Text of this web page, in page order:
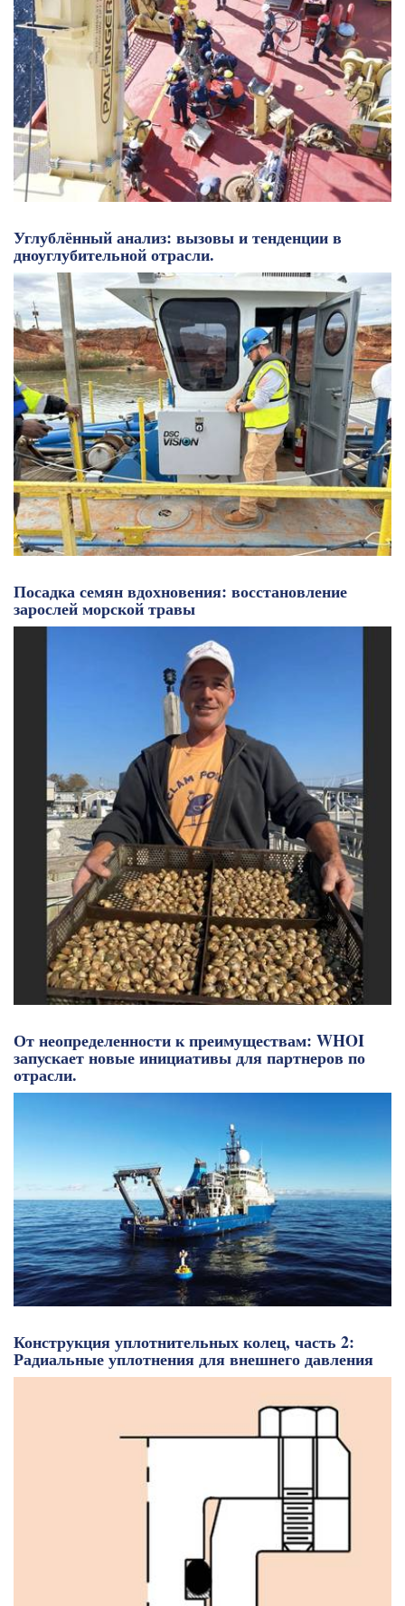
Углублённый анализ: вызовы и тенденции в
дноуглубительной отрасли.
Посадка семян вдохновения: восстановление
зарослей морской травы
От неопределенности к преимуществам: WHOI
запускает новые инициативы для партнеров по
отрасли.
Конструкция уплотнительных колец, часть 2:
Радиальные уплотнения для внешнего давления